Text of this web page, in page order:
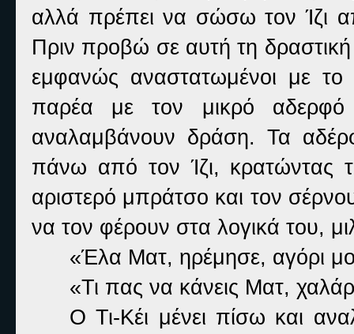
αλλά πρέπει να σώσω τον Ίζι
Πριν προβώ σε αυτή τη
εμφανώς αναστατωμένοι με
παρέα με τον μικρό
αναλαμβάνουν δράση. Τα
πάνω από τον Ίζι, κρατώντας
αριστερό μπράτσο και τον
να τον φέρουν στα λογικά του,
«Έλα Ματ, ηρέμησε, αγόρι
«Τι πας να κάνεις Ματ,
Ο Τι-Κέι μένει πίσω και